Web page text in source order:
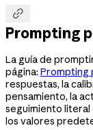

Prompting
La guía de
página: Prompting
respuestas, la
pensamiento, la
seguimiento
los valores